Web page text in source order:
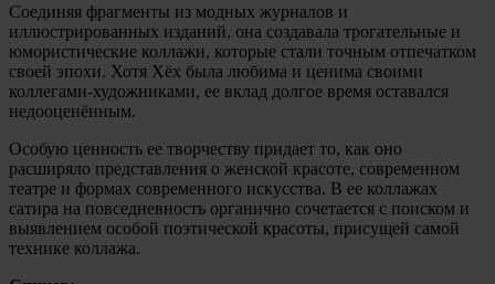
Соединяя фрагменты из модных журналов и
иллюстрированных изданий, она создавала трогательные и
юмористические коллажи, которые стали точным отпечатком
своей эпохи. Хотя Хёх была любима и ценима своими
коллегами-художниками, ее вклад долгое время оставался
недооценённым.
Особую ценность ее творчеству придает то, как оно
расширяло представления о женской красоте, современном
театре и формах современного искусства. В ее коллажах
сатира на повседневность органично сочетается с поиском и
выявлением особой поэтической красоты, присущей самой
технике коллажа.